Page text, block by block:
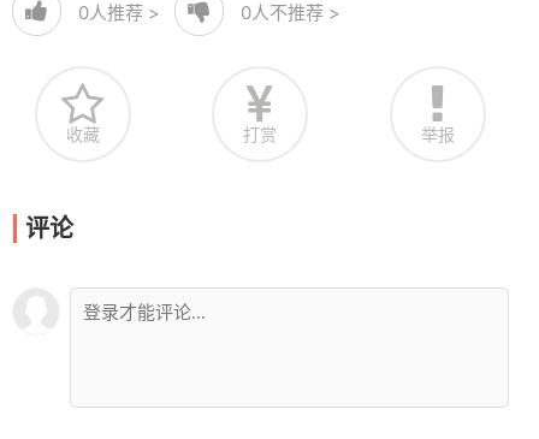
0人推荐 > 0人不推荐 >
收藏 打赏 举报
评论